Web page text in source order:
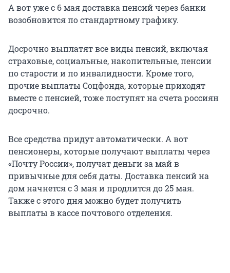
А вот уже с 6 мая доставка пенсий через банки
возобновится по стандартному графику.
Досрочно выплатят все виды пенсий, включая
страховые, социальные, накопительные, пенсии
по старости и по инвалидности. Кроме того,
прочие выплаты Соцфонда, которые приходят
вместе с пенсией, тоже поступят на счета россиян
досрочно.
Все средства придут автоматически. А вот
пенсионеры, которые получают выплаты через
«Почту России», получат деньги за май в
привычные для себя даты. Доставка пенсий на
дом начнется с 3 мая и продлится до 25 мая.
Также с этого дня можно будет получить
выплаты в кассе почтового отделения.